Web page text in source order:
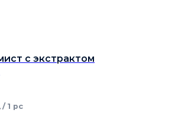
с экстрактом
/ 1 pc